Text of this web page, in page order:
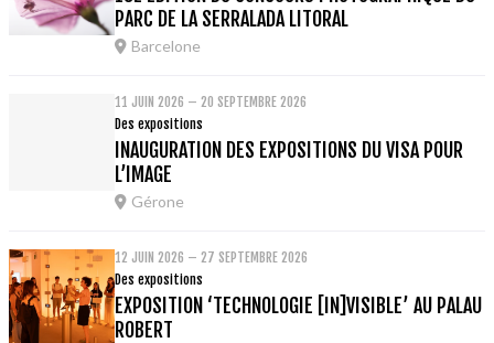
PARC DE LA SERRALADA LITORAL
Barcelone
11 JUIN 2026 – 20 SEPTEMBRE 2026
Des expositions
INAUGURATION DES EXPOSITIONS DU VISA POUR
L’IMAGE
Gérone
12 JUIN 2026 – 27 SEPTEMBRE 2026
Des expositions
EXPOSITION ‘TECHNOLOGIE [IN]VISIBLE’ AU PALAU
ROBERT